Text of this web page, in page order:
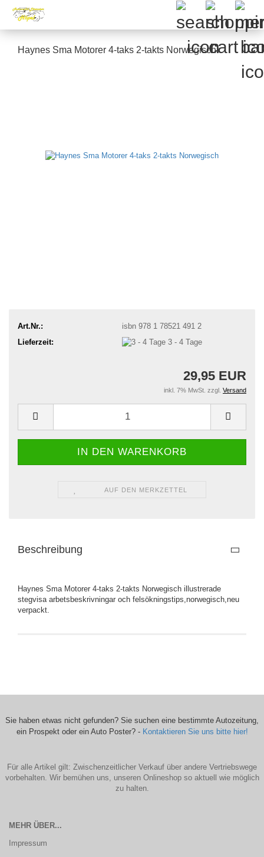
Haynes Sma Motorer 4-taks 2-takts Norwegisch
Art.Nr.:
isbn 978 1 78521 491 2
Lieferzeit:
3 - 4 Tage
29,95 EUR
inkl. 7% MwSt. zzgl. Versand
AUF DEN MERKZETTEL
Beschreibung
Haynes Sma Motorer 4-taks 2-takts Norwegisch illustrerade
stegvisa arbetsbeskrivningar och felsökningstips,norwegisch,neu
verpackt.
Sie haben etwas nicht gefunden? Sie suchen eine bestimmte Autozeitung,
ein Prospekt oder ein Auto Poster? - Kontaktieren Sie uns bitte hier!
Für alle Artikel gilt: Zwischenzeitlicher Verkauf über andere Vertriebswege
vorbehalten. Wir bemühen uns, unseren Onlineshop so aktuell wie möglich
zu halten.
MEHR ÜBER...
Impressum